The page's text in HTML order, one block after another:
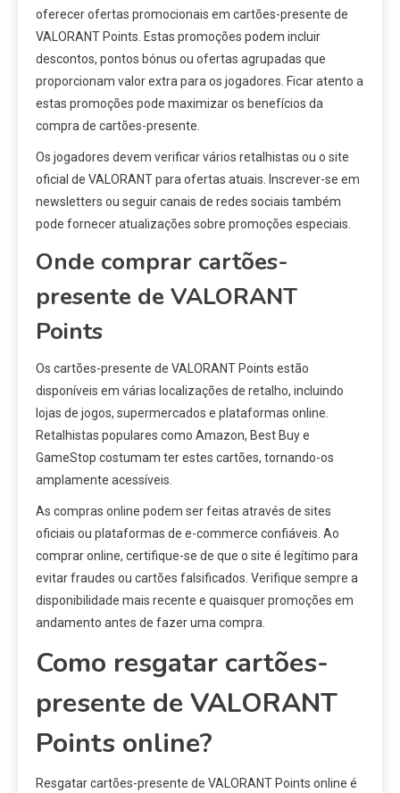
oferecer ofertas promocionais em cartões-presente de
VALORANT Points. Estas promoções podem incluir
descontos, pontos bónus ou ofertas agrupadas que
proporcionam valor extra para os jogadores. Ficar atento a
estas promoções pode maximizar os benefícios da
compra de cartões-presente.
Os jogadores devem verificar vários retalhistas ou o site
oficial de VALORANT para ofertas atuais. Inscrever-se em
newsletters ou seguir canais de redes sociais também
pode fornecer atualizações sobre promoções especiais.
Onde comprar cartões-
presente de VALORANT
Points
Os cartões-presente de VALORANT Points estão
disponíveis em várias localizações de retalho, incluindo
lojas de jogos, supermercados e plataformas online.
Retalhistas populares como Amazon, Best Buy e
GameStop costumam ter estes cartões, tornando-os
amplamente acessíveis.
As compras online podem ser feitas através de sites
oficiais ou plataformas de e-commerce confiáveis. Ao
comprar online, certifique-se de que o site é legítimo para
evitar fraudes ou cartões falsificados. Verifique sempre a
disponibilidade mais recente e quaisquer promoções em
andamento antes de fazer uma compra.
Como resgatar cartões-
presente de VALORANT
Points online?
Resgatar cartões-presente de VALORANT Points online é